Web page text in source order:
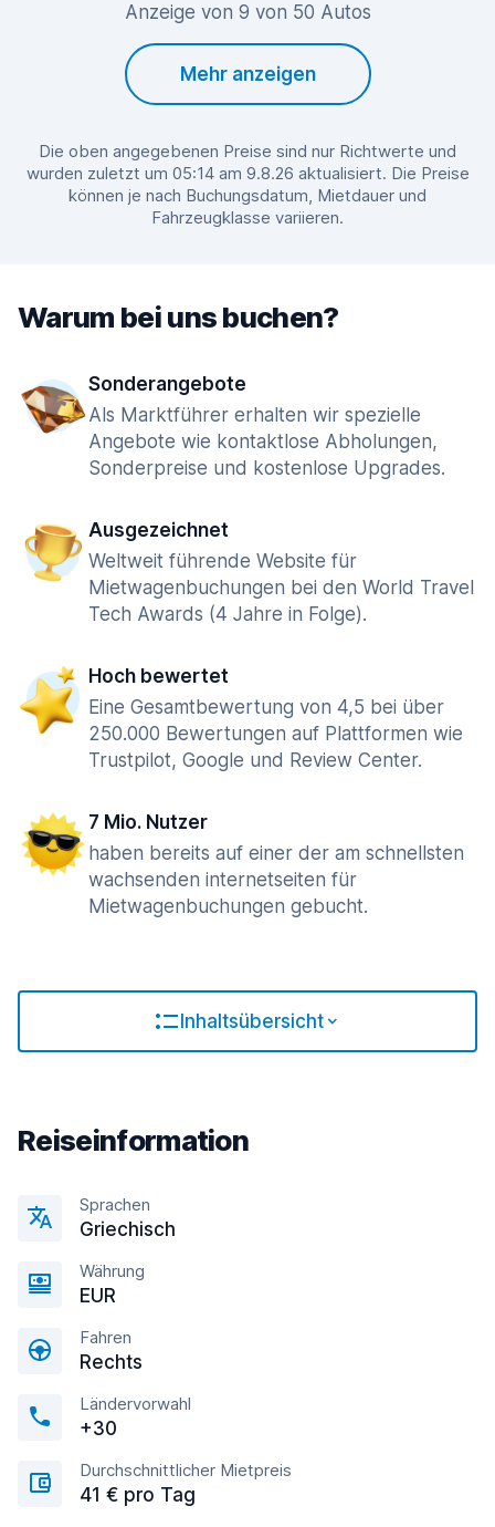
Anzeige von 9 von 50 Autos
Mehr anzeigen
Die oben angegebenen Preise sind nur Richtwerte und
wurden zuletzt um 05:14 am 9.8.26 aktualisiert. Die Preise
können je nach Buchungsdatum, Mietdauer und
Fahrzeugklasse variieren.
Warum bei uns buchen?
Sonderangebote
Als Marktführer erhalten wir spezielle
Angebote wie kontaktlose Abholungen,
Sonderpreise und kostenlose Upgrades.
Ausgezeichnet
Weltweit führende Website für
Mietwagenbuchungen bei den World Travel
Tech Awards (4 Jahre in Folge).
Hoch bewertet
Eine Gesamtbewertung von 4,5 bei über
250.000 Bewertungen auf Plattformen wie
Trustpilot, Google und Review Center.
7 Mio. Nutzer
haben bereits auf einer der am schnellsten
wachsenden internetseiten für
Mietwagenbuchungen gebucht.
Inhaltsübersicht
Reiseinformation
Sprachen
Griechisch
Währung
EUR
Fahren
Rechts
Ländervorwahl
+30
Durchschnittlicher Mietpreis
41 € pro Tag